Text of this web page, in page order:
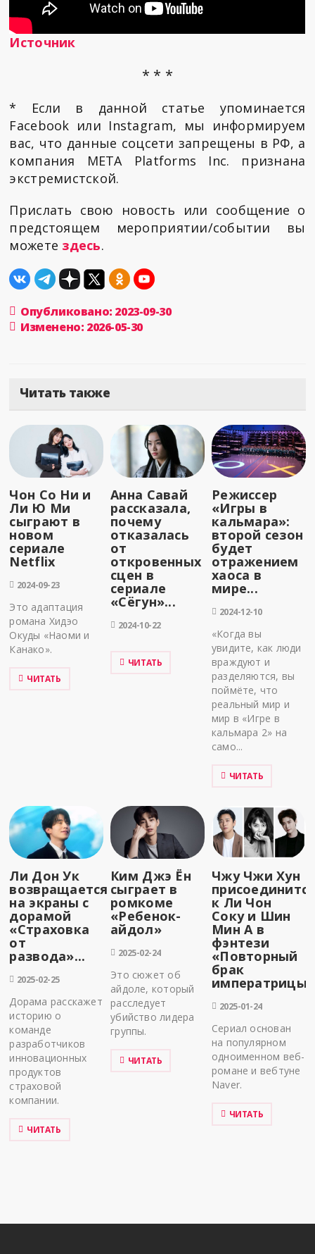
Источник
* * *
* Если в данной статье упоминается
Facebook или Instagram, мы информируем
вас, что данные соцсети запрещены в РФ, а
компания META Platforms Inc. признана
экстремистской.
Прислать свою новость или сообщение о
предстоящем мероприятии/событии вы
можете здесь.
Опубликовано: 2023-09-30
Изменено: 2026-05-30
Читать также
Чон Со Ни и
Ли Ю Ми
сыграют в
новом
сериале
Netflix
2024-09-23
Это адаптация
романа Хидэо
Окуды «Наоми и
Канако».
ЧИТАТЬ
Анна Савай
рассказала,
почему
отказалась
от
откровенных
сцен в
сериале
«Сёгун»...
2024-10-22
ЧИТАТЬ
Режиссер
«Игры в
кальмара»:
второй сезон
будет
отражением
хаоса в
мире...
2024-12-10
«Когда вы
увидите, как люди
враждуют и
разделяются, вы
поймёте, что
реальный мир и
мир в «Игре в
кальмара 2» на
само...
ЧИТАТЬ
Ли Дон Ук
возвращается
на экраны с
дорамой
«Страховка
от
развода»...
2025-02-25
Дорама расскажет
историю о
команде
разработчиков
инновационных
продуктов
страховой
компании.
ЧИТАТЬ
Ким Джэ Ён
сыграет в
ромкоме
«Ребенок-
айдол»
2025-02-24
Это сюжет об
айдоле, который
расследует
убийство лидера
группы.
ЧИТАТЬ
Чжу Чжи Хун
к Ли Чон
Соку и Шин
Мин А в
фэнтези
«Повторный
брак
2025-01-24
Сериал основан
на популярном
одноименном веб-
романе и вебтуне
Naver.
ЧИТАТЬ